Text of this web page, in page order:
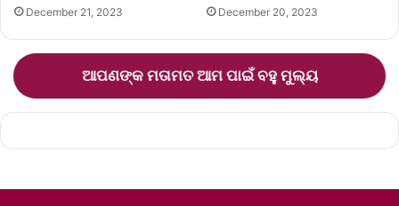
December 21, 2023 December 20, 2023
ଆପଣଙ୍କ ମତାମତ ଆମ ପାଇଁ ବହୁ ମୁଲ୍ୟ